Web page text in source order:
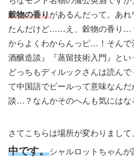
穀物の香りがあるんだって。あ
たんだけど……え、穀物の香り…
からよくわからんっピ…！そんで
酒醸造談』『蒸留技術入門』とい
どっちもディルックさんは読ん
て中国語でビールって意味なん
談…？なんかそのへんも気にはな
さてこちらは場所が変わりまして
中です。シャルロットちゃん